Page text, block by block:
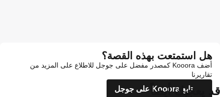
هل استمتعت بهذه القصة؟
أضف Kooora كمصدر مفضل على جوجل للاطلاع على المزيد من
تقاريرنا
تابع Kooora على جوجل
قد يعجبك أيضاً